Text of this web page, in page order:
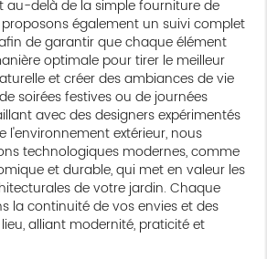
au-delà de la simple fourniture de
également un suivi complet
de garantir que chaque élément
optimale pour tirer le meilleur
et créer des ambiances de vie
soirées festives ou de journées
avec des designers expérimentés
l'environnement extérieur, nous
technologiques modernes, comme
et durable, qui met en valeur les
de votre jardin. Chaque
la continuité de vos envies et des
alliant modernité, praticité et